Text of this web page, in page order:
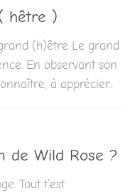
hêtre )
(h)être Le grand
En observant son
à apprécier...
de Wild Rose ?
Tout t’est